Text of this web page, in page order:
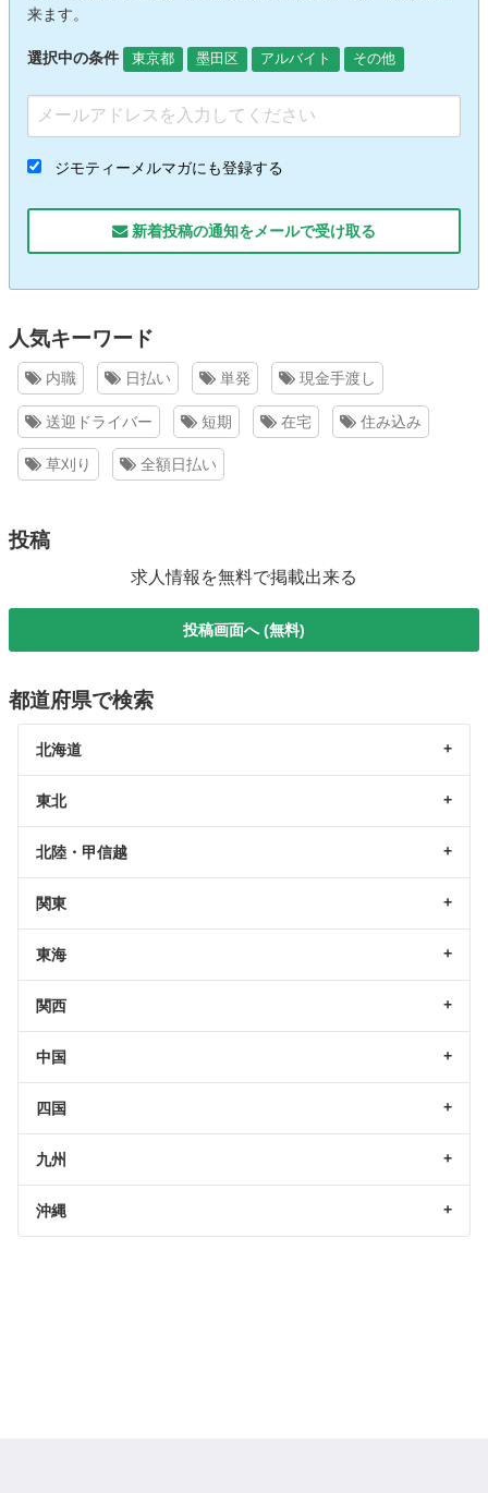
来ます。
選択中の条件 東京都 墨田区 アルバイト その他
ジモティーメルマガにも登録する
新着投稿の通知をメールで受け取る
人気キーワード
内職 日払い 単発 現金手渡し
送迎ドライバー 短期 在宅 住み込み
草刈り 全額日払い
投稿
求人情報を無料で掲載出来る
投稿画面へ (無料)
都道府県で検索
北海道
東北
北陸・甲信越
関東
東海
関西
中国
四国
九州
沖縄